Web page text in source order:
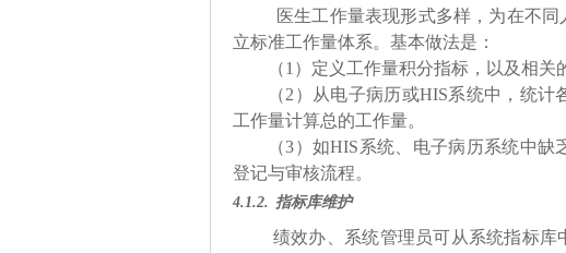
医生工作量表现形式多样，为在不
立标准工作量体系。基本做法是：
（1 ）定义工作量积分指标，以及相
（2 ）从电子病历或HIS系统中，统计
工作量计算总的工作量。
（3）如HIS系统、电子病历系统中缺
登记与审核流程。
4.1.2. 指标库维护
绩效办、系统管理员可从系统指标库